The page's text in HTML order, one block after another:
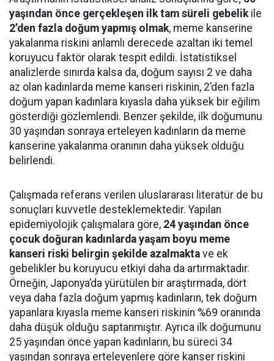
yaşından önce gerçekleşen ilk tam süreli gebelikile
2’den fazla doğum yapmış olmak, meme kanserine
yakalanma riskini anlamlı derecede azaltan iki temel
koruyucu faktör olarak tespit edildi. İstatistiksel
analizlerde sınırda kalsa da, doğum sayısı 2 ve daha
az olan kadınlarda meme kanseri riskinin, 2’den fazla
doğum yapan kadınlara kıyasla daha yüksek bir eğilim
gösterdiği gözlemlendi. Benzer şekilde, ilk doğumunu
30 yaşından sonraya erteleyen kadınların da meme
kanserine yakalanma oranının daha yüksek olduğu
belirlendi.
Çalışmada referans verilen uluslararası literatür de bu
sonuçları kuvvetle desteklemektedir. Yapılan
epidemiyolojik çalışmalara göre, 24 yaşından önce
çocuk doğuran kadınlarda yaşam boyu meme
kanseri riski belirgin şekilde azalmakta ve ek
gebelikler bu koruyucu etkiyi daha da artırmaktadır.
Örneğin, Japonya’da yürütülen bir araştırmada, dört
veya daha fazla doğum yapmış kadınların, tek doğum
yapanlara kıyasla meme kanseri riskinin %69 oranında
daha düşük olduğu saptanmıştır. Ayrıca ilk doğumunu
25 yaşından önce yapan kadınların, bu süreci 34
yaşından sonraya erteleyenlere göre kanser riskini